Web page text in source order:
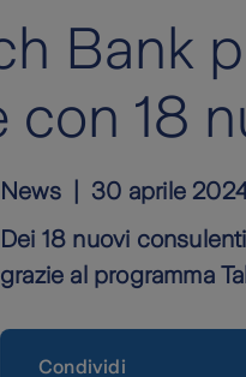
Bank
con 18
News 30 aprile
Dei 18 nuovi
grazie al programma
Condividi